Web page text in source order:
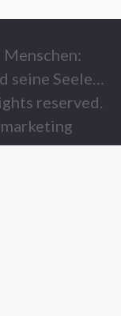
seine Seele…
reserved.